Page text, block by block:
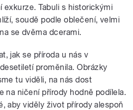
exkurze. Tabuli s historickými
soudě podle oblečení, velmi
se dvěma dcerami.
jak se příroda u nás v
proměnila. Obrázky
tu viděli, na nás dost
na ničení přírody hodně podílela.
aby viděly život přírody alespoň